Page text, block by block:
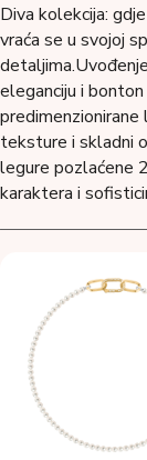
Diva kolekcija:
vraća se u svojoj
eleganciju i
teksture i skladni
legure pozlaćene
karaktera i